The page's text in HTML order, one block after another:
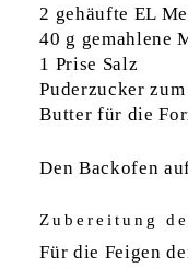
2 gehäufte EL
40 g gemahlene
1 Prise Salz
Puderzucker zum
Butter für die
Den Backofen
Zubereitung
Für die Feigen